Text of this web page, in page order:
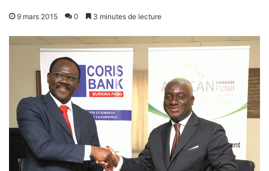
9 mars 2015 0 3 minutes de lecture